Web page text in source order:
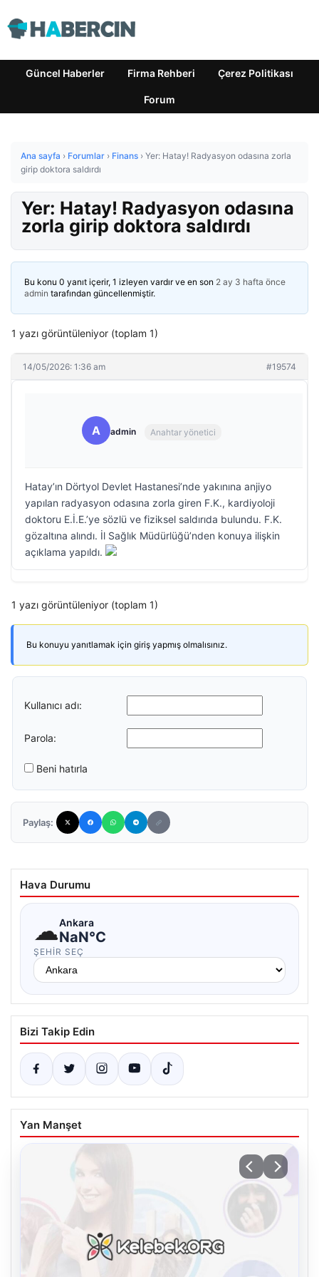
Güncel Haberler Firma Rehberi Çerez Politikası
Forum
Ana sayfa › Forumlar › Finans › Yer: Hatay! Radyasyon odasına zorla
girip doktora saldırdı
Yer: Hatay! Radyasyon odasına
zorla girip doktora saldırdı
Bu konu 0 yanıt içerir, 1 izleyen vardır ve en son 2 ay 3 hafta önce
admin tarafından güncellenmiştir.
1 yazı görüntüleniyor (toplam 1)
14/05/2026: 1:36 am #19574
A admin Anahtar yönetici
Hatay’ın Dörtyol Devlet Hastanesi’nde yakınına anjiyo
yapılan radyasyon odasına zorla giren F.K., kardiyoloji
doktoru E.İ.E.’ye sözlü ve fiziksel saldırıda bulundu. F.K.
gözaltına alındı. İl Sağlık Müdürlüğü’nden konuya ilişkin
açıklama yapıldı.
1 yazı görüntüleniyor (toplam 1)
Bu konuyu yanıtlamak için giriş yapmış olmalısınız.
Kullanıcı adı:
Parola:
Beni hatırla
Paylaş:
Hava Durumu
☁Ankara
NaN°C
ŞEHIR SEÇ
Bizi Takip Edin
Yan Manşet